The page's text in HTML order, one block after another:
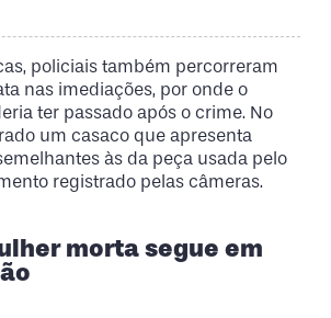
policiais também percorreram
nas imediações, por onde o
ter passado após o crime. No
um casaco que apresenta
às da peça usada pelo
registrado pelas câmeras.
morta segue em